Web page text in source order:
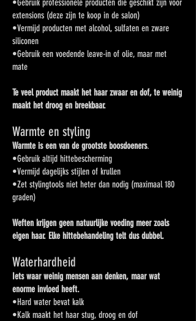
•Gebruik professionele producten die geschikt zijn voor
extensions (deze zijn te koop in de salon)
•Vermijd producten met alcohol, sulfaten en zware
siliconen
•Gebruik een voedende leave-in of olie, maar met
mate
Te veel product maakt het haar zwaar en dof, te weinig
maakt het droog en breekbaar.
Warmte en styling
Warmte is een van de grootste boosdoeners.
•Gebruik altijd hittebescherming
•Vermijd dagelijks stijlen of krullen
•Zet stylingtools niet heter dan nodig (maximaal 180
graden)
Weften krijgen geen natuurlijke voeding meer zoals
eigen haar. Elke hittebehandeling telt dus dubbel.
Waterhardheid
Iets waar weinig mensen aan denken, maar wat
enorme invloed heeft.
•Hard water bevat kalk
•Kalk maakt het haar stug, droog en dof